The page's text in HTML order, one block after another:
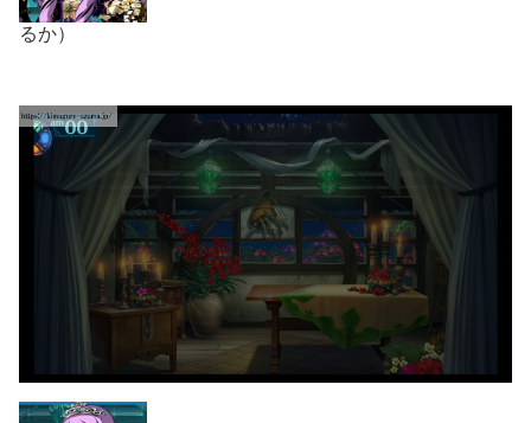
るか）